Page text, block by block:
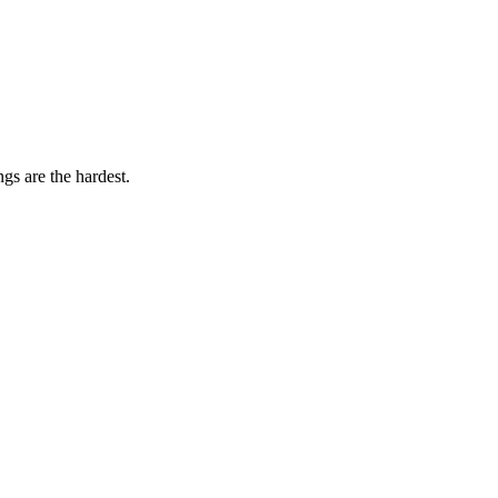
are the hardest.